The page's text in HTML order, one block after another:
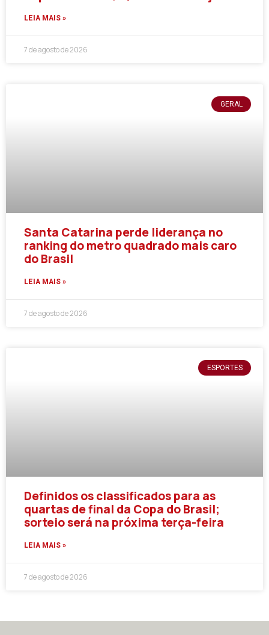
LEIA MAIS »
7 de agosto de 2026
GERAL
Santa Catarina perde liderança no
ranking do metro quadrado mais caro
do Brasil
LEIA MAIS »
7 de agosto de 2026
ESPORTES
Definidos os classificados para as
quartas de final da Copa do Brasil;
sorteio será na próxima terça-feira
LEIA MAIS »
7 de agosto de 2026